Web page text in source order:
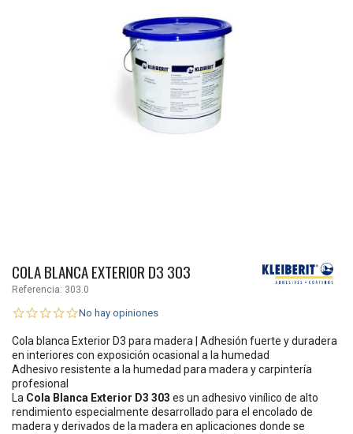
COLA BLANCA EXTERIOR D3 303
Referencia: 303.0
No hay opiniones
Cola blanca Exterior D3 para madera | Adhesión fuerte y duradera
en interiores con exposición ocasional a la humedad
Adhesivo resistente a la humedad para madera y carpintería
profesional
La Cola Blanca Exterior D3 303 es un adhesivo vinílico de alto
rendimiento especialmente desarrollado para el encolado de
madera y derivados de la madera en aplicaciones donde se